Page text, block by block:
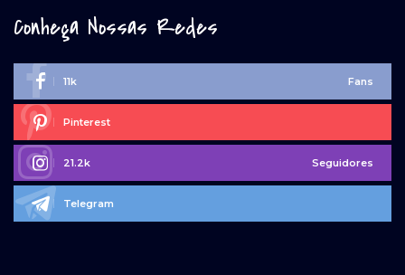
Conheça Nossas Redes
11k Fans
Pinterest
21.2k Seguidores
Telegram